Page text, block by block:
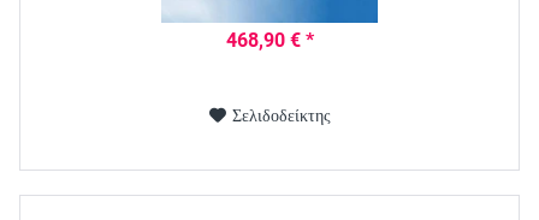
468,90 € *
Σελιδοδείκτης